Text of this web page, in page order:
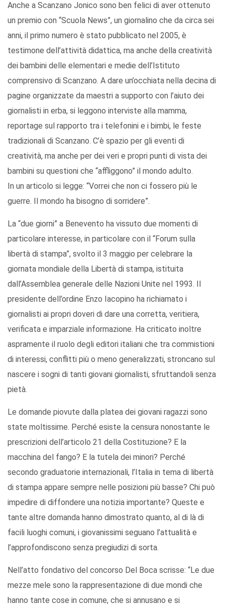
Anche a Scanzano Jonico sono ben felici di aver ottenuto
un premio con “Scuola News”, un giornalino che da circa sei
anni, il primo numero è stato pubblicato nel 2005, è
testimone dell’attività didattica, ma anche della creatività
dei bambini delle elementari e medie dell’Istituto
comprensivo di Scanzano. A dare un’occhiata nella decina di
pagine organizzate da maestri a supporto con l’aiuto dei
giornalisti in erba, si leggono interviste alla mamma,
reportage sul rapporto tra i telefonini e i bimbi, le feste
tradizionali di Scanzano. C’è spazio per gli eventi di
creatività, ma anche per dei veri e propri punti di vista dei
bambini su questioni che “affliggono” il mondo adulto.
In un articolo si legge: “Vorrei che non ci fossero più le
guerre. Il mondo ha bisogno di sorridere”.
La “due giorni” a Benevento ha vissuto due momenti di
particolare interesse, in particolare con il “Forum sulla
libertà di stampa”, svolto il 3 maggio per celebrare la
giornata mondiale della Libertà di stampa, istituita
dall’Assemblea generale delle Nazioni Unite nel 1993. Il
presidente dell’ordine Enzo Iacopino ha richiamato i
giornalisti ai propri doveri di dare una corretta, veritiera,
verificata e imparziale informazione. Ha criticato inoltre
aspramente il ruolo degli editori italiani che tra commistioni
di interessi, conflitti più o meno generalizzati, stroncano sul
nascere i sogni di tanti giovani giornalisti, sfruttandoli senza
pietà.
Le domande piovute dalla platea dei giovani ragazzi sono
state moltissime. Perché esiste la censura nonostante le
prescrizioni dell’articolo 21 della Costituzione? E la
macchina del fango? E la tutela dei minori? Perché
secondo graduatorie internazionali, l’Italia in tema di libertà
di stampa appare sempre nelle posizioni più basse? Chi può
impedire di diffondere una notizia importante? Queste e
tante altre domanda hanno dimostrato quanto, al di là di
facili luoghi comuni, i giovanissimi seguano l’attualità e
l’approfondiscono senza pregiudizi di sorta.
Nell’atto fondativo del concorso Del Boca scrisse: “Le due
mezze mele sono la rappresentazione di due mondi che
hanno tante cose in comune, che si annusano e si